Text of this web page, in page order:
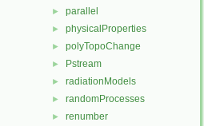
► parallel
► physicalProperties
► polyTopoChange
► Pstream
► radiationModels
► randomProcesses
► renumber